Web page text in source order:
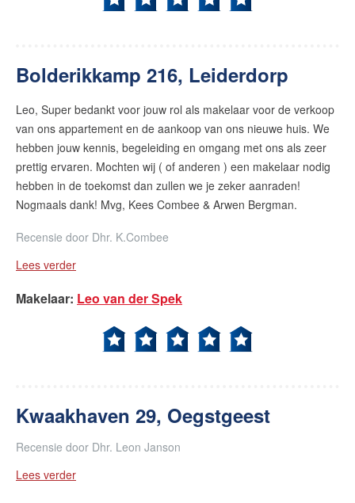
Bolderikkamp 216, Leiderdorp
Leo, Super bedankt voor jouw rol als makelaar voor de verkoop
van ons appartement en de aankoop van ons nieuwe huis. We
hebben jouw kennis, begeleiding en omgang met ons als zeer
prettig ervaren. Mochten wij ( of anderen ) een makelaar nodig
hebben in de toekomst dan zullen we je zeker aanraden!
Nogmaals dank! Mvg, Kees Combee & Arwen Bergman.
Recensie door Dhr. K.Combee
Lees verder
Makelaar: Leo van der Spek
Kwaakhaven 29, Oegstgeest
Recensie door Dhr. Leon Janson
Lees verder